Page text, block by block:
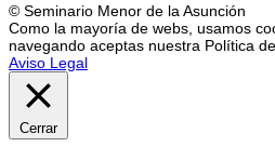
© Seminario Menor de la Asunción
Como la mayoría de webs, usamos
navegando aceptas nuestra Política
Aviso Legal
Cerrar